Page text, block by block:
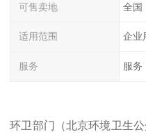
可售卖地 全国
适用范围 企业
服务 服务
环卫部门 （北京环境卫生